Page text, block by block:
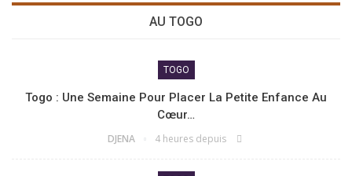
AU TOGO
TOGO
Togo : Une Semaine Pour Placer La Petite Enfance Au
Cœur…
DJENA 4 heures depuis